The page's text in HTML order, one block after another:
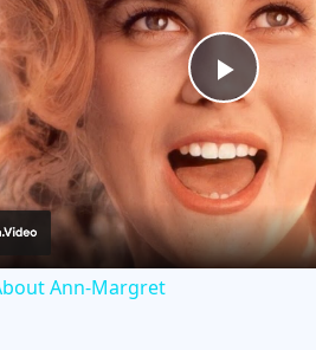
P
l
a
Ann-Margret